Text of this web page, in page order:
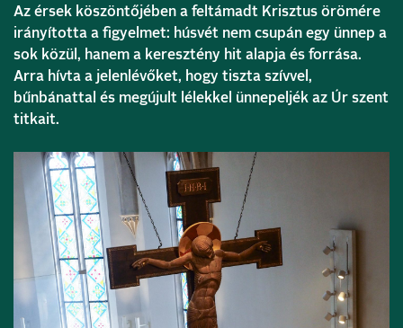
Az érsek köszöntőjében a feltámadt Krisztus örömére
irányította a figyelmet: húsvét nem csupán egy ünnep a
sok közül, hanem a keresztény hit alapja és forrása.
Arra hívta a jelenlévőket, hogy tiszta szívvel,
bűnbánattal és megújult lélekkel ünnepeljék az Úr szent
titkait.